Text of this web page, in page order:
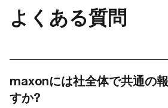
よくある質問
maxonには社全体で共通の
すか?